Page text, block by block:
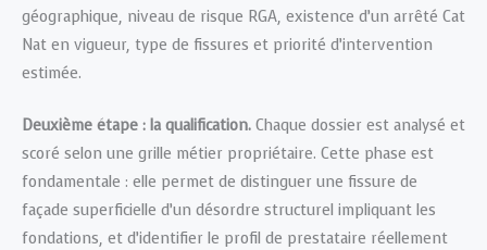
géographique, niveau de risque RGA, existence d’un arrêté Cat
Nat en vigueur, type de fissures et priorité d’intervention
estimée.
Deuxième étape : la qualification. Chaque dossier est analysé et
scoré selon une grille métier propriétaire. Cette phase est
fondamentale : elle permet de distinguer une fissure de
façade superficielle d’un désordre structurel impliquant les
fondations, et d’identifier le profil de prestataire réellement